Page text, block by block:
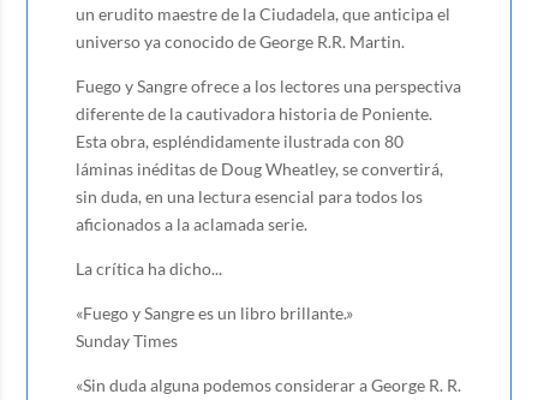
un erudito maestre de la Ciudadela, que anticipa el
universo ya conocido de George R.R. Martin.
Fuego y Sangre ofrece a los lectores una perspectiva
diferente de la cautivadora historia de Poniente.
Esta obra, espléndidamente ilustrada con 80
láminas inéditas de Doug Wheatley, se convertirá,
sin duda, en una lectura esencial para todos los
aficionados a la aclamada serie.
La crítica ha dicho...
«Fuego y Sangre es un libro brillante.»
Sunday Times
«Sin duda alguna podemos considerar a George R. R.